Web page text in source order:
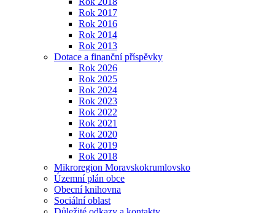
Rok 2017
Rok 2016
Rok 2014
Rok 2013
Dotace a finanční příspěvky
Rok 2026
Rok 2025
Rok 2024
Rok 2023
Rok 2022
Rok 2021
Rok 2020
Rok 2019
Rok 2018
Mikroregion Moravskokrumlovsko
Územní plán obce
Obecní knihovna
Sociální oblast